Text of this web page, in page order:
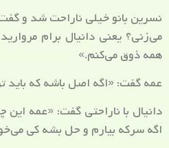
نسرین بانو خیلی ناراحت شد و
می‌زنی؟ یعنی دانیال برام
همه ذوق می‌کنم.»
عمه گفت: «اگه اصل باشه که
دانیال با ناراحتی گفت: «عمه این
اگه سرکه بیارم و حل بشه کی